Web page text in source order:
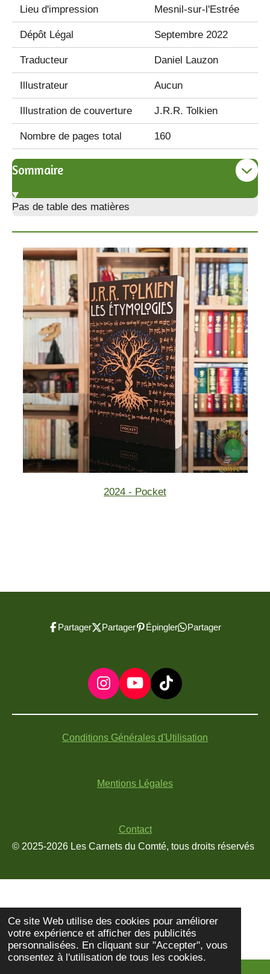
Ce site Web utilise des cookies pour améliorer
votre expérience et afficher des publicités
personnalisées. En cliquant sur "Accepter", vous
consentez à l'utilisation de tous les cookies.
Lieu d'impression Mesnil-sur-l'Estrée
Dépôt Légal Septembre 2022
Traducteur Daniel Lauzon
Illustrateur Aucun
Illustration de couverture J.R.R. Tolkien
Nombre de pages total 160
Sommaire
Pas de table des matières
2024 - Pocket
Partager Partager Épingler Partager
I
n
s
t
r
a
Y
o
u
T
e
T
i
k
T
Conditions Générales d'Utilisation
Mentions Légales
Contact
© 2025-2026 Les Carnets du Comté, tous droits réservés